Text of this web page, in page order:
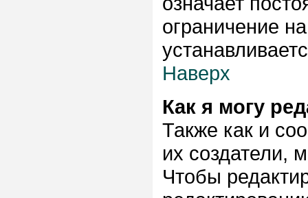
ограничение
Наверх
Как я могу
Также как и
их создатели,
Чтобы